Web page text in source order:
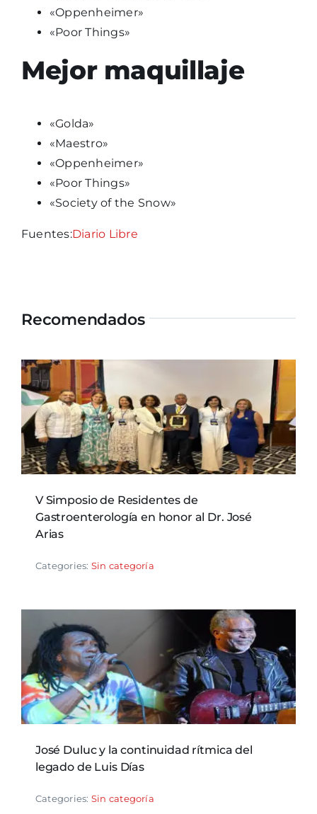
«Oppenheimer»
«Poor Things»
Mejor maquillaje
«Golda»
«Maestro»
«Oppenheimer»
«Poor Things»
«Society of the Snow»
Fuentes:Diario Libre
Recomendados
V Simposio de Residentes de
Gastroenterología en honor al Dr. José
Arias
Categories: Sin categoría
José Duluc y la continuidad rítmica del
legado de Luis Días
Categories: Sin categoría